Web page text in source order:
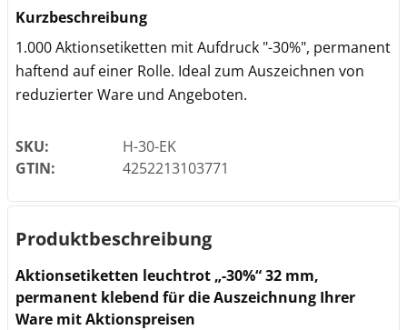
Kurzbeschreibung
1.000 Aktionsetiketten mit Aufdruck "-30%", permanent
haftend auf einer Rolle. Ideal zum Auszeichnen von
reduzierter Ware und Angeboten.
SKU:
H-30-EK
GTIN:
4252213103771
Produktbeschreibung
Aktionsetiketten leuchtrot „-30%“ 32 mm,
permanent klebend für die Auszeichnung Ihrer
Ware mit Aktionspreisen